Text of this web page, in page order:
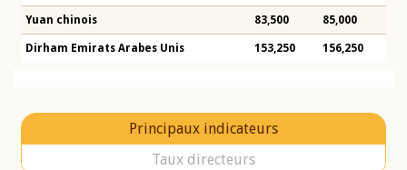
Yuan chinois 83,500 85,000
Dirham Emirats Arabes Unis 153,250 156,250
Principaux indicateurs
Taux directeurs